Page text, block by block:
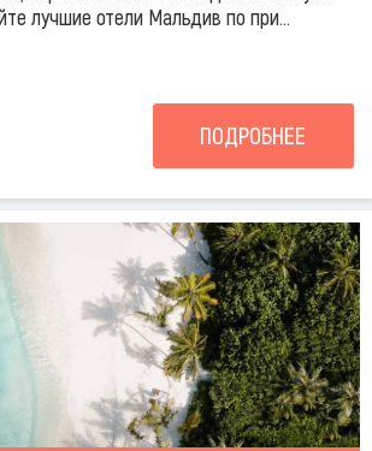
лучшие отели Мальдив по при...
ПОДРОБНЕЕ